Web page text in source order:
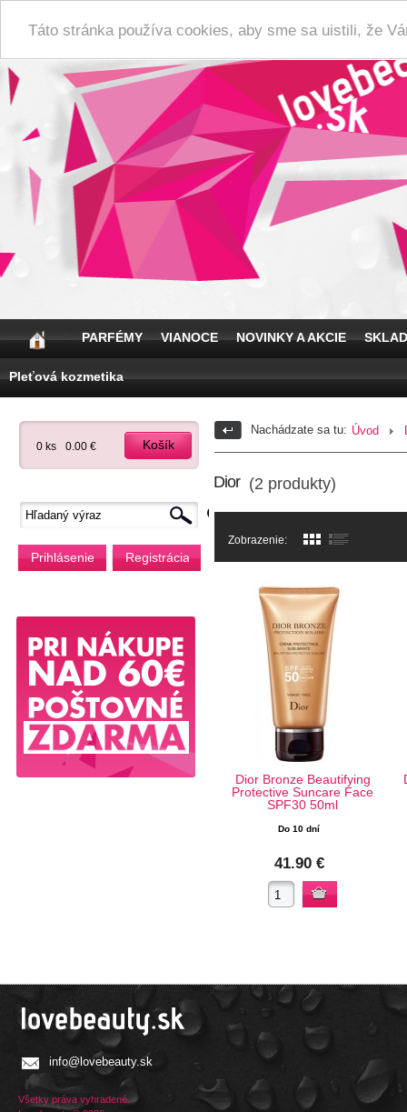
Táto stránka používa cookies, aby sme sa uistili, že
PARFÉMY VIANOCE NOVINKY A AKCIE
Pleťová kozmetika
0 ks 0.00 € Košík
Prihlásenie Registrácia
Nachádzate sa tu: Úvod
Dior(2 produkty)
Zobrazenie:
Dior Bronze Beautifying
Protective Suncare Face
SPF30 50ml
Do 10 dní
41.90 €
info@lovebeauty.sk
Všetky práva vyhradené.